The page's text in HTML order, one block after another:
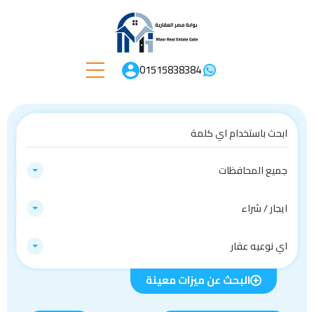
01515838384
جميع المحافظات
ايجار / شراء
اي نوعيه عقار
البحث عن ميزات معينة